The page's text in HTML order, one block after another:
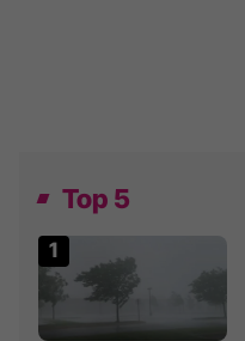
Top 5